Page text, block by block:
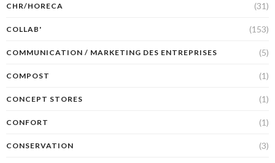
CHR/HORECA (31)
COLLAB' (153)
COMMUNICATION / MARKETING DES ENTREPRISES (5)
COMPOST (1)
CONCEPT STORES (1)
CONFORT (1)
CONSERVATION (3)